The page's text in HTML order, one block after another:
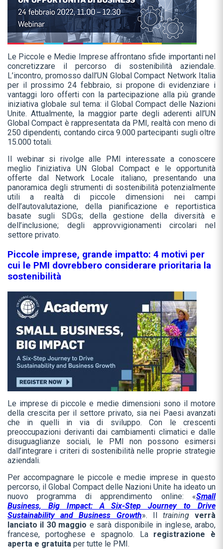
Le Piccole e Medie Imprese affrontano sfide importanti nel
concretizzare il percorso di sostenibilità aziendale.
L’incontro, promosso dall’UN Global Compact Network Italia
per il prossimo 24 febbraio, si propone di evidenziare i
vantaggi loro offerti con la partecipazione alla più grande
iniziativa globale sul tema: il Global Compact delle Nazioni
Unite. Attualmente, la maggior parte degli aderenti all’UN
Global Compact è rappresentata da PMI, realtà con meno di
250 dipendenti, contando circa 9.000 partecipanti sugli oltre
15.000 totali.
Il webinar si rivolge alle PMI interessate a conoscere
meglio l’iniziativa UN Global Compact e le opportunità
offerte dal Network Locale italiano, presentando una
panoramica degli strumenti di sostenibilità potenzialmente
utili a realtà di piccole dimensioni nei campi
dell’autovalutazione, della pianificazione e reportistica
basate sugli SDGs; della gestione della diversità e
dell’inclusione; degli approvvigionamenti circolari nel
settore privato.
Piccole imprese, grande impatto: 4 motivi per
cui le PMI dovrebbero considerare prioritaria la
sostenibilità
Le imprese di piccole e medie dimensioni sono il motore
della crescita per il settore privato, sia nei Paesi avanzati
che in quelli in via di sviluppo. Con le crescenti
preoccupazioni derivanti dai cambiamenti climatici e dalle
disuguaglianze sociali, le PMI non possono esimersi
dall’integrare i criteri di sostenibilità nelle proprie strategie
aziendali.
Per accompagnare le piccole e medie imprese in questo
percorso, il Global Compact delle Nazioni Unite ha ideato un
nuovo programma di apprendimento online: «Small
Business, Big Impact: A Six-Step Journey to Drive
Sustainability and Business Growth». Il trainingverrà
lanciato il 30 maggio e sarà disponibile in inglese, arabo,
francese, portoghese e spagnolo. La registrazione è
aperta e gratuita per tutte le PMI.